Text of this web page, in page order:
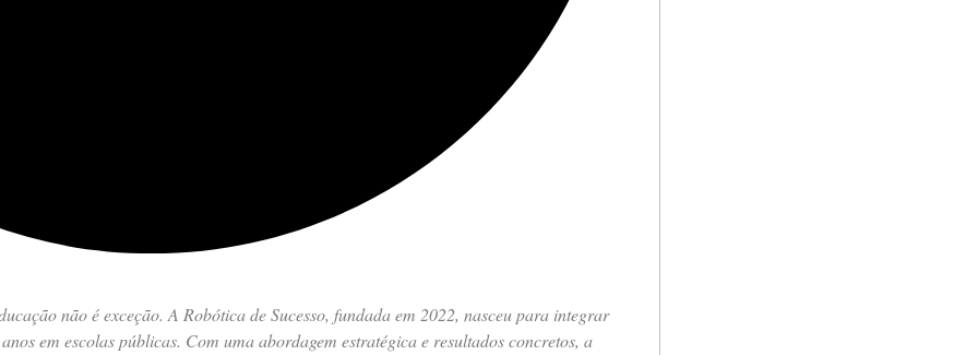
não é exceção. A Robótica de Sucesso, fundada em 2022, nasceu para integrar
em escolas públicas. Com uma abordagem estratégica e resultados concretos, a